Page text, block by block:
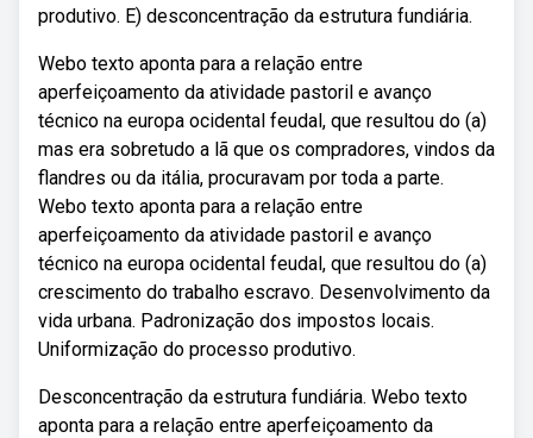
produtivo. E) desconcentração da estrutura fundiária.
Webo texto aponta para a relação entre
aperfeiçoamento da atividade pastoril e avanço
técnico na europa ocidental feudal, que resultou do (a)
mas era sobretudo a lã que os compradores, vindos da
flandres ou da itália, procuravam por toda a parte.
Webo texto aponta para a relação entre
aperfeiçoamento da atividade pastoril e avanço
técnico na europa ocidental feudal, que resultou do (a)
crescimento do trabalho escravo. Desenvolvimento da
vida urbana. Padronização dos impostos locais.
Uniformização do processo produtivo.
Desconcentração da estrutura fundiária. Webo texto
aponta para a relação entre aperfeiçoamento da